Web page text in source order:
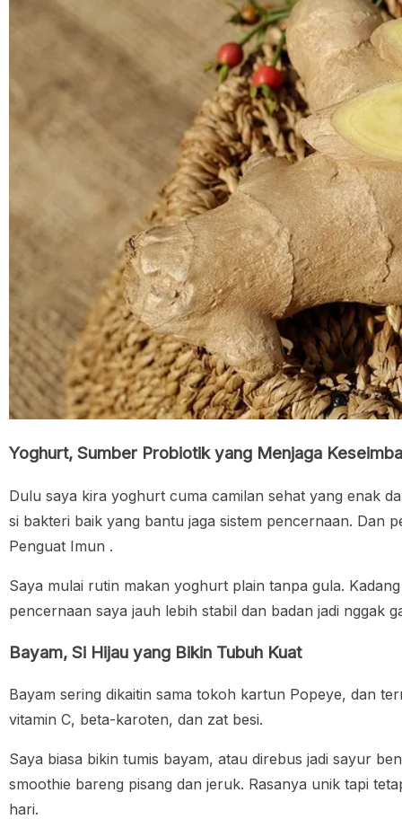
Yoghurt, Sumber Probiotik yang Menjaga
Dulu saya kira yoghurt cuma camilan sehat yang enak
si bakteri baik yang bantu jaga sistem pencernaan. Dan
Penguat Imun .
Saya mulai rutin makan yoghurt plain tanpa gula.
pencernaan saya jauh lebih stabil dan badan jadi nggak
Bayam, Si Hijau yang Bikin Tubuh Kuat
Bayam sering dikaitin sama tokoh kartun Popeye, dan
vitamin C, beta-karoten, dan zat besi.
Saya biasa bikin tumis bayam, atau direbus jadi sayur
smoothie bareng pisang dan jeruk. Rasanya unik tapi
hari.